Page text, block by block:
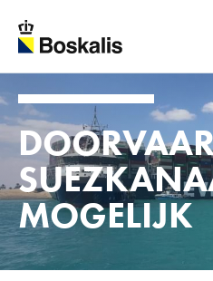
MOGELIJK